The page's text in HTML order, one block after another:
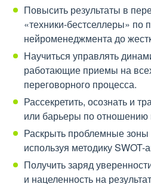
Повысить результаты в
«техники-бестселлеры» по
нейроменеджмента до
Научиться управлять
работающие приемы на
переговорного процесса.
Рассекретить, осознать и
или барьеры по отношению
Раскрыть проблемные зоны
используя методику SWOT-
Получить заряд
и нацеленность на